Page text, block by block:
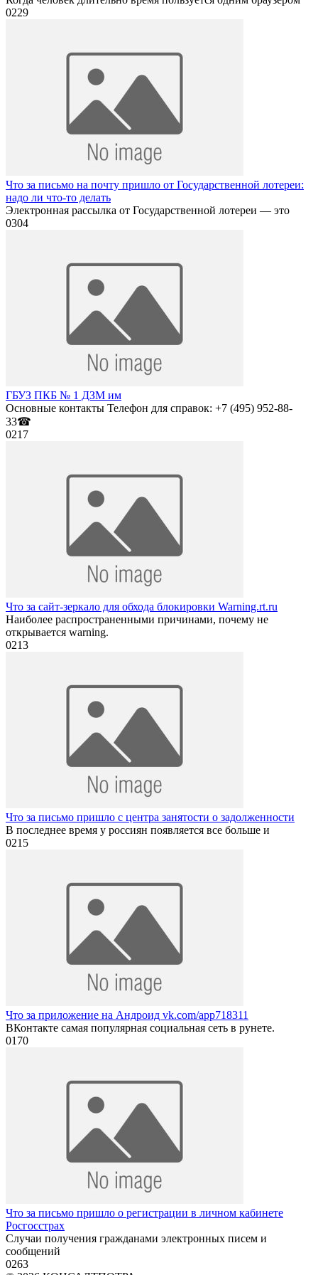
0229
Что за письмо на почту пришло от Государственной лотереи:
надо ли что-то делать
Электронная рассылка от Государственной лотереи — это
0304
ГБУЗ ПКБ № 1 ДЗМ им
Основные контакты Телефон для справок: +7 (495) 952-88-
33☎
0217
Что за сайт-зеркало для обхода блокировки Warning.rt.ru
Наиболее распространенными причинами, почему не
открывается warning.
0213
Что за письмо пришло с центра занятости о задолженности
В последнее время у россиян появляется все больше и
0215
Что за приложение на Андроид vk.com/app718311
ВКонтакте самая популярная социальная сеть в рунете.
0170
Что за письмо пришло о регистрации в личном кабинете
Росгосстрах
Случаи получения гражданами электронных писем и
сообщений
0263